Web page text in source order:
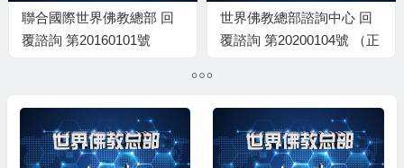
聯合國際世界佛教總部 回
覆諮詢 第20160101號
世界佛教總部諮詢中心 回
覆諮詢 第20200104號 （正